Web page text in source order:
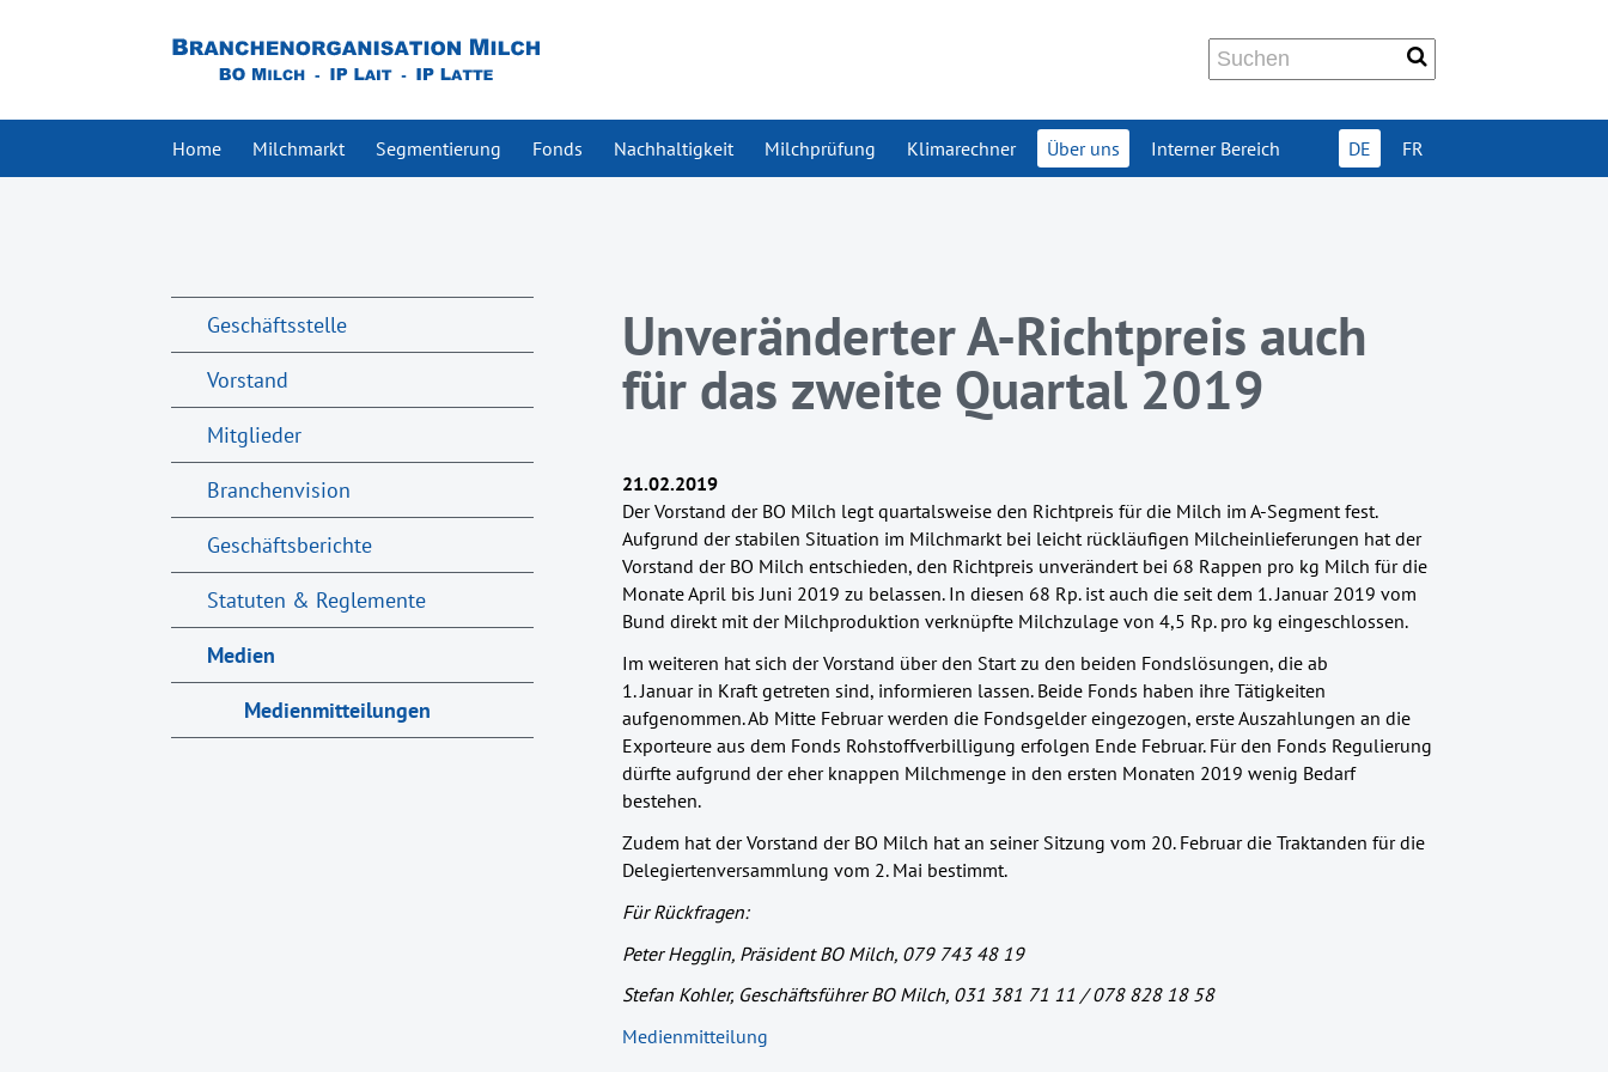
Home Milchmarkt Segmentierung Fonds Nachhaltigkeit Milchprüfung Klimarechner Über uns Interner Bereich DE FR
Unveränderter A-Richtpreis auch
für das zweite Quartal 2019
21.02.2019
Der Vorstand der BO Milch legt quartalsweise den Richtpreis für die Milch im A-Segment fest.
Aufgrund der stabilen Situation im Milchmarkt bei leicht rückläufigen Milcheinlieferungen hat der
Vorstand der BO Milch entschieden, den Richtpreis unverändert bei 68 Rappen pro kg Milch für die
Monate April bis Juni 2019 zu belassen. In diesen 68 Rp. ist auch die seit dem 1. Januar 2019 vom
Bund direkt mit der Milchproduktion verknüpfte Milchzulage von 4,5 Rp. pro kg eingeschlossen.
Im weiteren hat sich der Vorstand über den Start zu den beiden Fondslösungen, die ab
1. Januar in Kraft getreten sind, informieren lassen. Beide Fonds haben ihre Tätigkeiten
aufgenommen. Ab Mitte Februar werden die Fondsgelder eingezogen, erste Auszahlungen an die
Exporteure aus dem Fonds Rohstoffverbilligung erfolgen Ende Februar. Für den Fonds Regulierung
dürfte aufgrund der eher knappen Milchmenge in den ersten Monaten 2019 wenig Bedarf
bestehen.
Zudem hat der Vorstand der BO Milch hat an seiner Sitzung vom 20. Februar die Traktanden für die
Delegiertenversammlung vom 2. Mai bestimmt.
Für Rückfragen:
Peter Hegglin, Präsident BO Milch, 079 743 48 19
Stefan Kohler, Geschäftsführer BO Milch, 031 381 71 11 / 078 828 18 58
Medienmitteilung
Geschäftsstelle
Vorstand
Mitglieder
Branchenvision
Geschäftsberichte
Statuten & Reglemente
Medien
Medienmitteilungen